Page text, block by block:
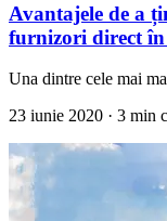
Avantajele de a
furnizori direct în
Una dintre cele mai
23 iunie 2020 · 3 min